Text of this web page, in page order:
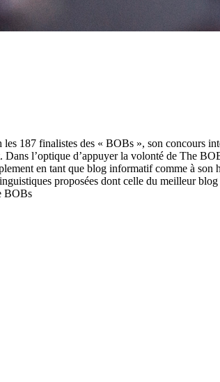
187 finalistes des « BOBs », son concours
l’optique d’appuyer la volonté de The
en tant que blog informatif comme à
proposées dont celle du meilleur
BOBs